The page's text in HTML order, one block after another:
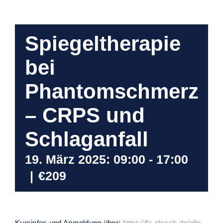
Spiegeltherapie
bei
Phantomschmerz
– CRPS und
Schlaganfall
19. März 2025: 09:00 - 17:00
| €209